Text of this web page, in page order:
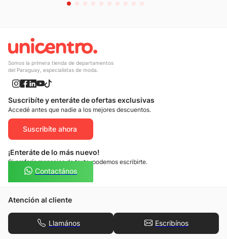
Somos la primera tienda de departamentos
del Paraguay, especialistas de moda.
Suscribíte y enteráte de ofertas exclusivas
Accedé antes que nadie a los mejores descuentos.
Suscribíte ahora
¡Enteráte de lo más nuevo!
Si preferís mensajes de texto, podemos escribirte.
Contactános
Atención al cliente
Llamános Escribínos